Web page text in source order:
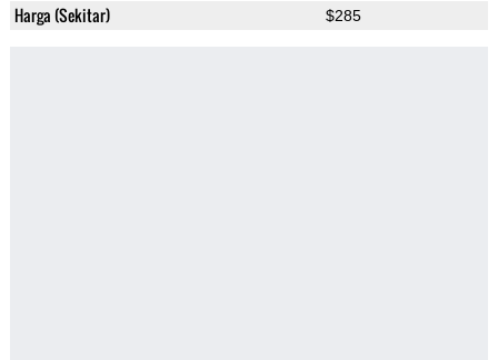
Harga (Sekitar) $285